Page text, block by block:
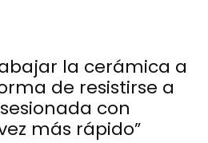
la cerámica a
de resistirse a
con
más rápido”